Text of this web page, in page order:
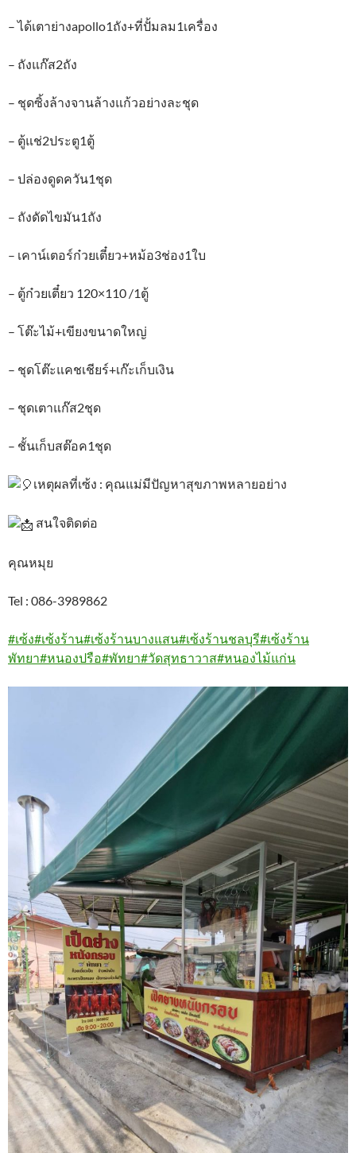
– ได้เตาย่างapollo1ถัง+ที่ปั้มลม1เครื่อง
– ถังแก๊ส2ถัง
– ชุดซิ้งล้างจานล้างแก้วอย่างละชุด
– ตู้แช่2ประตู1ตู้
– ปล่องดูดควัน1ชุด
– ถังดัดไขมัน1ถัง
– เคาน์เตอร์ก๋วยเตี๋ยว+หม้อ3ช่อง1ใบ
– ตู้ก๋วยเตี๋ยว 120×110 /1ตู้
– โต๊ะไม้+เขียงขนาดใหญ่
– ชุดโต๊ะแคชเชียร์+เก๊ะเก็บเงิน
– ชุดเตาแก๊ส2ชุด
– ชั้นเก็บสต๊อค1ชุด
เหตุผลที่เซ้ง : คุณแม่มีปัญหาสุขภาพหลายอย่าง
สนใจติดต่อ
คุณหมุย
Tel : 086-3989862
#เซ้ง#เซ้งร้าน#เซ้งร้านบางแสน#เซ้งร้านชลบุรี#เซ้งร้าน
พัทยา#หนองปรือ#พัทยา#วัดสุทธาวาส#หนองไม้แก่น